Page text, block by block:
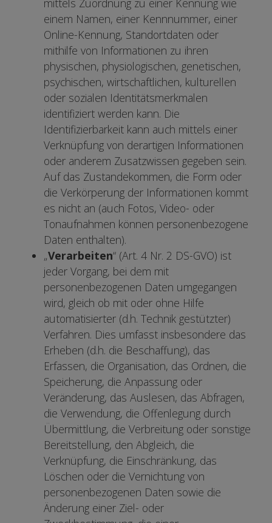
mittels Zuordnung zu einer Kennung wie
einem Namen, einer Kennnummer, einer
Online-Kennung, Standortdaten oder
mithilfe von Informationen zu ihren
physischen, physiologischen, genetischen,
psychischen, wirtschaftlichen, kulturellen
oder sozialen Identitätsmerkmalen
identifiziert werden kann. Die
Identifizierbarkeit kann auch mittels einer
Verknüpfung von derartigen Informationen
oder anderem Zusatzwissen gegeben sein.
Auf das Zustandekommen, die Form oder
die Verkörperung der Informationen kommt
es nicht an (auch Fotos, Video- oder
Tonaufnahmen können personenbezogene
Daten enthalten).
„Verarbeiten“ (Art. 4 Nr. 2 DS-GVO) ist
jeder Vorgang, bei dem mit
personenbezogenen Daten umgegangen
wird, gleich ob mit oder ohne Hilfe
automatisierter (d.h. Technik gestützter)
Verfahren. Dies umfasst insbesondere das
Erheben (d.h. die Beschaffung), das
Erfassen, die Organisation, das Ordnen, die
Speicherung, die Anpassung oder
Veränderung, das Auslesen, das Abfragen,
die Verwendung, die Offenlegung durch
Übermittlung, die Verbreitung oder sonstige
Bereitstellung, den Abgleich, die
Verknüpfung, die Einschränkung, das
Löschen oder die Vernichtung von
personenbezogenen Daten sowie die
Änderung einer Ziel- oder